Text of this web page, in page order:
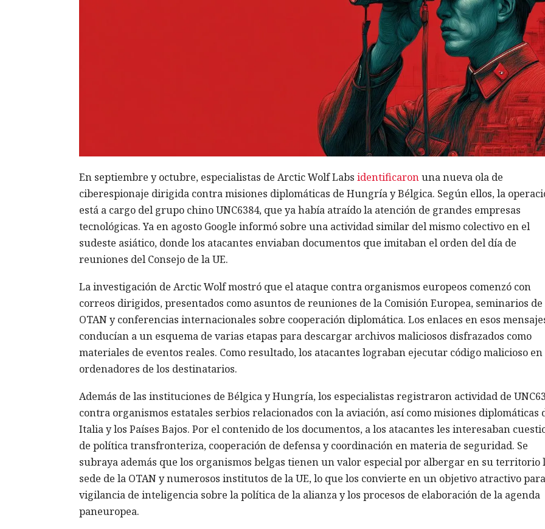
En septiembre y octubre, especialistas de Arctic Wolf Labs identificaronuna nueva ola de
ciberespionaje dirigida contra misiones diplomáticas de Hungría y Bélgica. Según ellos, la
está a cargo del grupo chino UNC6384, que ya había atraído la atención de grandes empresas
tecnológicas. Ya en agosto Google informó sobre una actividad similar del mismo colectivo en el
sudeste asiático, donde los atacantes enviaban documentos que imitaban el orden del día de
reuniones del Consejo de la UE.
La investigación de Arctic Wolf mostró que el ataque contra organismos europeos comenzó con
correos dirigidos, presentados como asuntos de reuniones de la Comisión Europea, seminarios de
OTAN y conferencias internacionales sobre cooperación diplomática. Los enlaces en esos
conducían a un esquema de varias etapas para descargar archivos maliciosos disfrazados como
materiales de eventos reales. Como resultado, los atacantes lograban ejecutar código malicioso en
ordenadores de los destinatarios.
Además de las instituciones de Bélgica y Hungría, los especialistas registraron actividad de
contra organismos estatales serbios relacionados con la aviación, así como misiones diplomáticas
Italia y los Países Bajos. Por el contenido de los documentos, a los atacantes les interesaban
de política transfronteriza, cooperación de defensa y coordinación en materia de seguridad. Se
subraya además que los organismos belgas tienen un valor especial por albergar en su territorio
sede de la OTAN y numerosos institutos de la UE, lo que los convierte en un objetivo atractivo
vigilancia de inteligencia sobre la política de la alianza y los procesos de elaboración de la agenda
paneuropea.